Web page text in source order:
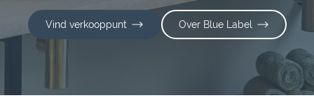
Vind verkooppunt Over Blue Label